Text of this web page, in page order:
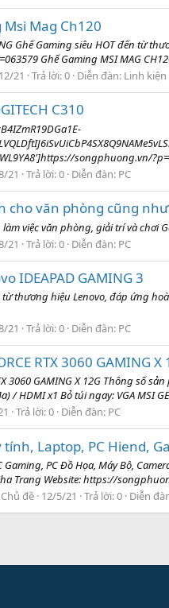
Mag Ch120
Gh️ế Gaming siêu HOT đến
Ghế Gaming MSI MAG
21 Trả lời: 0 Diễn đàn: Linh kiện
C310
songphuong.vn/
21 Trả lời: 0 Diễn đàn: PC
cho văn phòng cũng
việc văn phòng, giải trí và chơi
21 Trả lời: 0 Diễn đàn: PC
IDEAPAD GAMING 3
thương hiệu Lenovo, đáp ứng
21 Trả lời: 0 Diễn đàn: PC
RTX 3060 GAMING X
3060 GAMING X 12G Thông
/ HDMI x1 Bỏ túi ngay: VGA MSI
Trả lời: 0 Diễn đàn: PC
Laptop, PC Hiend,
Gaming, PC Đồ Họa, Máy Bộ,
Trang Website: https://
Chủ đề 12/5/21 Trả lời: 0 Diễn